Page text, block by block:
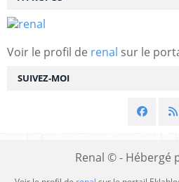
SUIVEZ-MOI
Voir le profil de renal sur le
Renal © - Hébergé